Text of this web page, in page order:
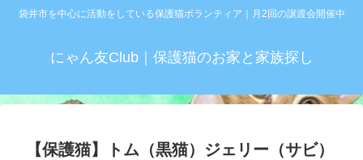
袋井市を中心に活動をしている保護猫ボランティア｜月2回の譲渡会開催中
にゃん友Club｜保護猫のお家と家族探し
【保護猫】トム（黒猫）ジェリー（サビ）